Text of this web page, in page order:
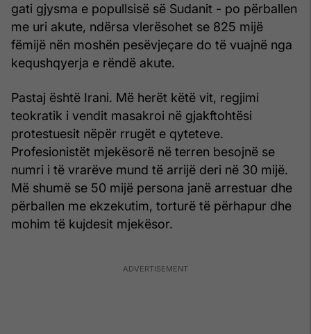
gati gjysma e popullsisë së Sudanit - po përballen
me uri akute, ndërsa vlerësohet se 825 mijë
fëmijë nën moshën pesëvjeçare do të vuajnë nga
kequshqyerja e rëndë akute.
Pastaj është Irani. Më herët këtë vit, regjimi
teokratik i vendit masakroi në gjakftohtësi
protestuesit nëpër rrugët e qyteteve.
Profesionistët mjekësorë në terren besojnë se
numri i të vrarëve mund të arrijë deri në 30 mijë.
Më shumë se 50 mijë persona janë arrestuar dhe
përballen me ekzekutim, torturë të përhapur dhe
mohim të kujdesit mjekësor.